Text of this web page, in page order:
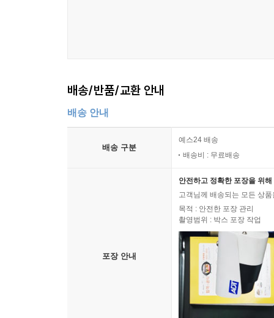
배송/반품/교환 안내
배송 안내
배송 구분
예스24 배송
배송비 : 무료배송
포장 안내
안전하고 정확한 포장을 위
고객님께 배송되는 모든 상
목적 : 안전한 포장 관리
촬영범위 : 박스 포장 작업